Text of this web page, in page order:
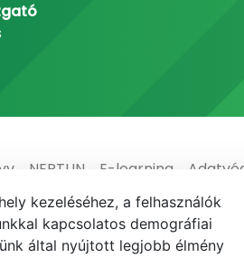
NEPTUN E-learning
kezeléséhez, a felhasználók
kapcsolatos demográfiai
által nyújtott legjobb élmény